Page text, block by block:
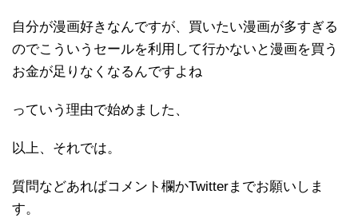
自分が漫画好きなんですが、買いたい漫画が多すぎる
のでこういうセールを利用して行かないと漫画を買う
お金が足りなくなるんですよね
っていう理由で始めました、
以上、それでは。
質問などあればコメント欄かTwitterまでお願いしま
す。